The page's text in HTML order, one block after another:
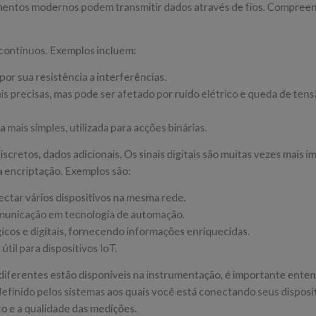
modernos podem transmitir dados através de fios.
Exemplos incluem:
sua resistência a interferências.
precisas, mas pode ser afetado por ruído elétrico e queda de
mais simples, utilizada para acções binárias.
dados adicionais. Os sinais digitais são muitas vezes mais
Exemplos são:
vários dispositivos na mesma rede.
em tecnologia de automação.
e digitais, fornecendo informações enriquecidas.
para dispositivos IoT.
estão disponíveis na instrumentação, é importante
pelos sistemas aos quais você está conectando seus
e a qualidade das medições.